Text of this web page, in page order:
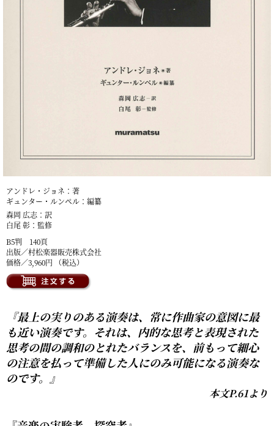
アンドレ・ジョネ：著
ギュンター・ルンペル：編纂
森岡 広志：訳
白尾 彰：監修
B5判 140頁
出版／村松楽器販売株式会社
価格／3,960円 （税込）
『最上の実りのある演奏は、常に作曲家の意図に最
も近い演奏です。それは、内的な思考と表現された
思考の間の調和のとれたバランスを、前もって細心
の注意を払って準備した人にのみ可能になる演奏な
のです。』
本文P.61より